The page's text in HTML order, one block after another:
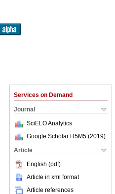
Services on Demand
Journal
SciELO Analytics
Google Scholar H5M5 (2019)
Article
English (pdf)
Article in xml format
Article references